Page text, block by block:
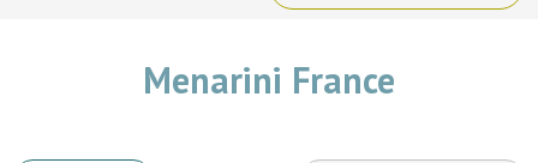
Menarini France